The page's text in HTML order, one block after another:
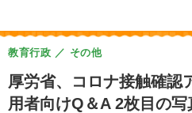
厚労省、コロナ接触確認
用者向けQ＆A 2枚目の写
教育行政 その他